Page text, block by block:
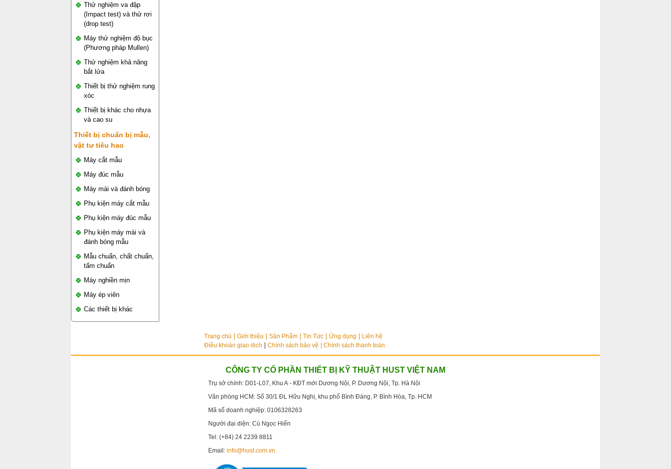
Thử nghiệm va đập
(Impact test) và thử rơi
(drop test)
Máy thử nghiệm độ bục
(Phương pháp Mullen)
Thử nghiệm khả năng
bắt lửa
Thiết bị thử nghiệm rung
xóc
Thiết bị khác cho nhựa
và cao su
Thiết bị chuẩn bị mẫu,
vật tư tiêu hao
Máy cắt mẫu
Máy đúc mẫu
Máy mài và đánh bóng
Phụ kiện máy cắt mẫu
Phụ kiện máy đúc mẫu
Phụ kiện máy mài và
đánh bóng mẫu
Mẫu chuẩn, chất chuẩn,
tấm chuẩn
Máy nghiền mịn
Máy ép viên
Các thiết bị khác
Trang chủ Giới thiệu Sản Phẩm Tin Tức Ứng dụng
Liên hệ
Điều khoản giao dịch | Chính sách bảo vệ | Chính sách thanh toán
CÔNG TY CỔ PHẦN THIẾT BỊ KỸ THUẬT HUST VIỆT NAM
Trụ sở chính: D01-L07, Khu A - KĐT mới Dương Nội, P. Dương Nội, Tp. Hà Nội
Văn phòng HCM: Số 30/1 ĐL Hữu Nghị, khu phố Bình Đáng, P. Bình Hòa, Tp. HCM
Mã số doanh nghiệp: 0106328263
Người đại diện: Cù Ngọc Hiển
Tel: (+84) 24 2239 8811
Email: info@hust.com.vn